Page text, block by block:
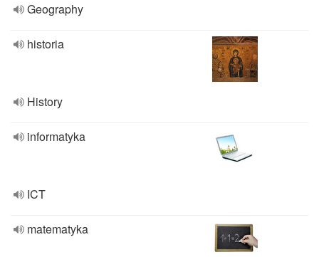
Geography
historia
History
informatyka
ICT
matematyka